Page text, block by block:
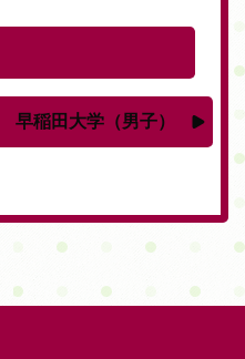
早稲田大学（男子）